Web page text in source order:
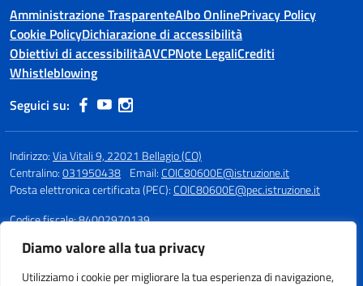
Diamo valore alla tua privacy
Utilizziamo i cookie per migliorare la tua esperienza di navigazione,
Amministrazione TrasparenteAlbo OnlinePrivacy Policy
Cookie PolicyDichiarazione di accessibilità
Obiettivi di accessibilitàAVCPNote LegaliCrediti
Whistleblowing
Seguici su:
Indirizzo:Via Vitali 9, 22021 Bellagio (CO)
Centralino:031950438 Email:COIC80600E@istruzione.it
Posta elettronica certificata (PEC):COIC80600E@pec.istruzione.it
Codice fiscale: 84002970139